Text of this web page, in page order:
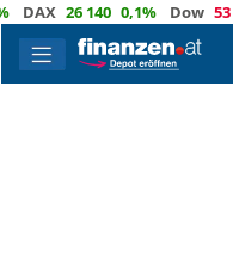
26 140 0,1% Dow 53 885